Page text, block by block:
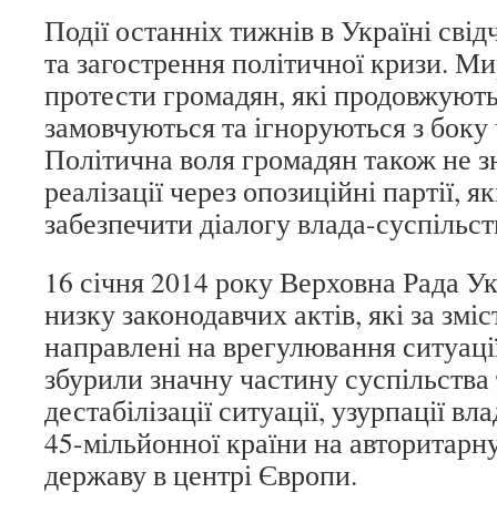
Події останніх тижнів в Україні
та загострення політичної кризи.
протести громадян, які
замовчуються та ігноруються з
Політична воля громадян також не
реалізації через опозиційні партії,
забезпечити діалогу влада-
16 січня 2014 року Верховна Рада
низку законодавчих актів, які за
направлені на врегулювання
збурили значну частину
дестабілізації ситуації, узурпації
45-мільйонної країни на
державу в центрі Європи.